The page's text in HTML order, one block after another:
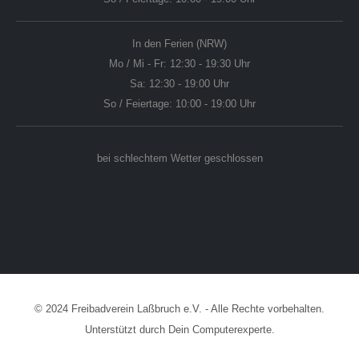
In den Ferien (NRW)
Mo / Mi - Fr: 12:30 - 19:30 Uhr
Sa: 12:30 - 19:00 Uhr
So / Feiertage: 10:00 - 19:00 Uhr
bei schlechtem Wetter geschlossen
© 2024 Freibadverein Laßbruch e.V. - Alle Rechte vorbehalten.
Unterstützt durch Dein Computerexperte.